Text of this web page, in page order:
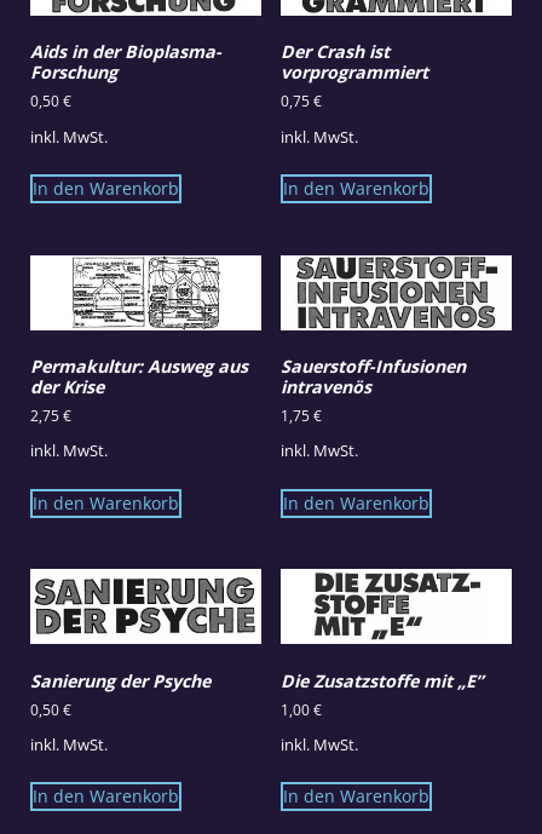
Aids in der Bioplasma-
Forschung
0,50€
inkl. MwSt.
In den Warenkorb
Der Crash ist
vorprogrammiert
0,75€
inkl. MwSt.
In den Warenkorb
Permakultur: Ausweg aus
der Krise
2,75€
inkl. MwSt.
In den Warenkorb
Sauerstoff-Infusionen
intravenös
1,75€
inkl. MwSt.
In den Warenkorb
Sanierung der Psyche
0,50€
inkl. MwSt.
In den Warenkorb
Die Zusatzstoffe mit „E”
1,00€
inkl. MwSt.
In den Warenkorb